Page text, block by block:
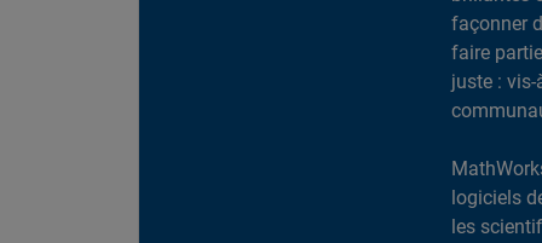
façonner
faire
juste : vis-
logiciels
les